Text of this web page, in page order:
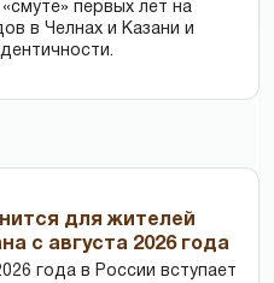
первых лет на
в Челнах и Казани и
для жителей
с августа 2026 года
года в России вступает